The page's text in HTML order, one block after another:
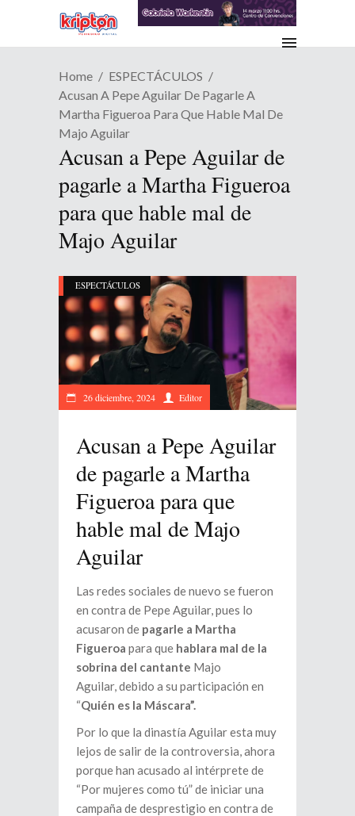
Home
ESPECTÁCULOS
Acusan A Pepe Aguilar De Pagarle A
Martha Figueroa Para Que Hable Mal De
Majo Aguilar
Acusan a Pepe Aguilar de
pagarle a Martha Figueroa
para que hable mal de
Majo Aguilar
ESPECTÁCULOS
26 diciembre, 2024 Editor
Acusan a Pepe Aguilar
de pagarle a Martha
Figueroa para que
hable mal de Majo
Aguilar
Las redes sociales de nuevo se fueron
en contra de Pepe Aguilar, pues lo
acusaron de pagarle a Martha
Figueroa para que hablara mal de la
sobrina del cantante Majo
Aguilar, debido a su participación en
“Quién es la Máscara”.
Por lo que la dinastía Aguilar esta muy
lejos de salir de la controversia, ahora
porque han acusado al intérprete de
“Por mujeres como tú” de iniciar una
campaña de desprestigio en contra de